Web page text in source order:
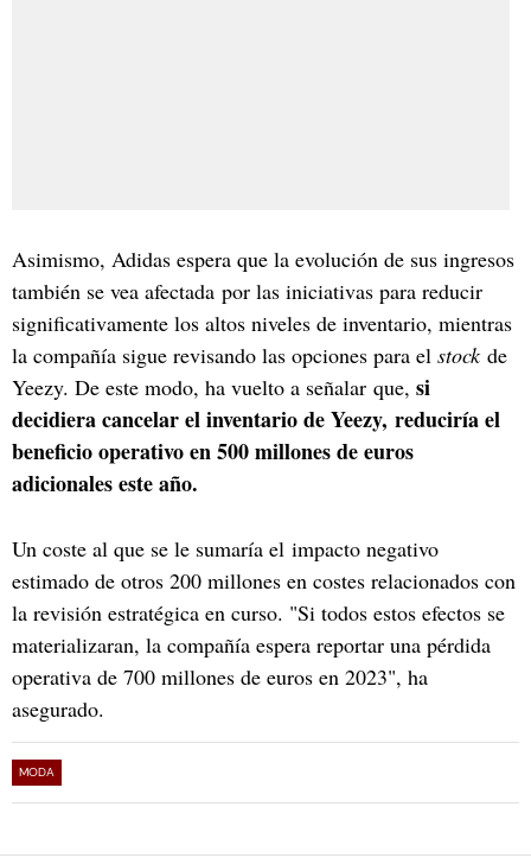
Asimismo, Adidas espera que la evolución de sus ingresos
también se vea afectada por las iniciativas para reducir
significativamente los altos niveles de inventario, mientras
la compañía sigue revisando las opciones para el stockde
Yeezy. De este modo, ha vuelto a señalar que, si
decidiera cancelar el inventario de Yeezy, reduciría el
beneficio operativo en 500 millones de euros
adicionales este año.
Un coste al que se le sumaría el impacto negativo
estimado de otros 200 millones en costes relacionados con
la revisión estratégica en curso. "Si todos estos efectos se
materializaran, la compañía espera reportar una pérdida
operativa de 700 millones de euros en 2023", ha
asegurado.
MODA